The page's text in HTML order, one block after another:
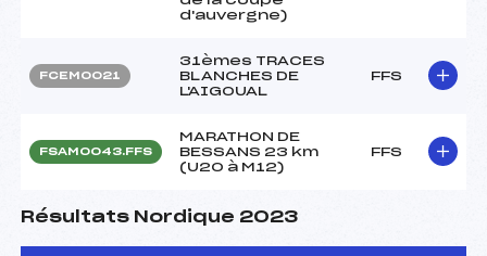
d'auvergne)
FCEM0021
31èmes TRACES
BLANCHES DE
L'AIGOUAL
FFS
FSAM0043.FFS
MARATHON DE
BESSANS 23 km
(U20 à M12)
FFS
Résultats Nordique 2023